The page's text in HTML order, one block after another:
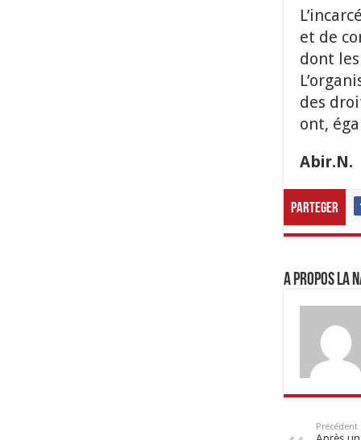
et de
dont
des
ont,
Abir.N.
Parteger
A propos LA
Précédent